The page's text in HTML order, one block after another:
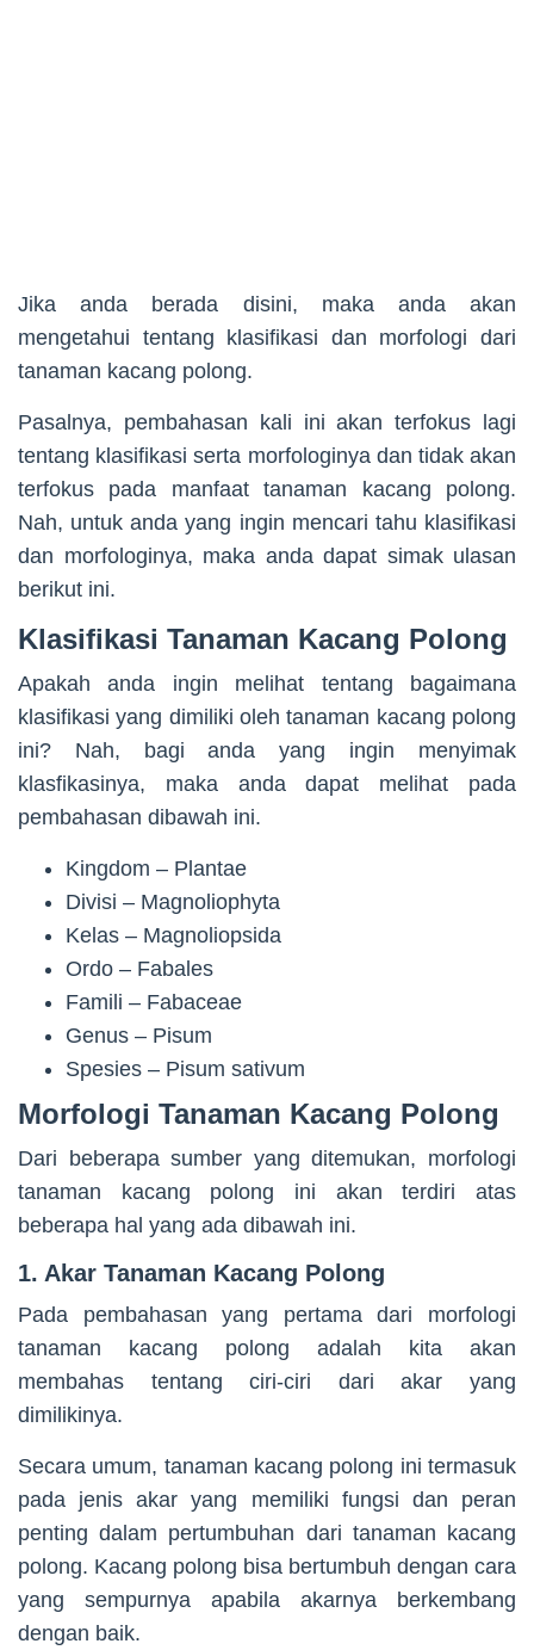
Jika anda berada disini, maka anda akan
mengetahui tentang klasifikasi dan morfologi dari
tanaman kacang polong.
Pasalnya, pembahasan kali ini akan terfokus lagi
tentang klasifikasi serta morfologinya dan tidak akan
terfokus pada manfaat tanaman kacang polong.
Nah, untuk anda yang ingin mencari tahu klasifikasi
dan morfologinya, maka anda dapat simak ulasan
berikut ini.
Klasifikasi Tanaman Kacang Polong
Apakah anda ingin melihat tentang bagaimana
klasifikasi yang dimiliki oleh tanaman kacang polong
ini? Nah, bagi anda yang ingin menyimak
klasfikasinya, maka anda dapat melihat pada
pembahasan dibawah ini.
Kingdom – Plantae
Divisi – Magnoliophyta
Kelas – Magnoliopsida
Ordo – Fabales
Famili – Fabaceae
Genus – Pisum
Spesies – Pisum sativum
Morfologi Tanaman Kacang Polong
Dari beberapa sumber yang ditemukan, morfologi
tanaman kacang polong ini akan terdiri atas
beberapa hal yang ada dibawah ini.
1. Akar Tanaman Kacang Polong
Pada pembahasan yang pertama dari morfologi
tanaman kacang polong adalah kita akan
membahas tentang ciri-ciri dari akar yang
dimilikinya.
Secara umum, tanaman kacang polong ini termasuk
pada jenis akar yang memiliki fungsi dan peran
penting dalam pertumbuhan dari tanaman kacang
polong. Kacang polong bisa bertumbuh dengan cara
yang sempurnya apabila akarnya berkembang
dengan baik.